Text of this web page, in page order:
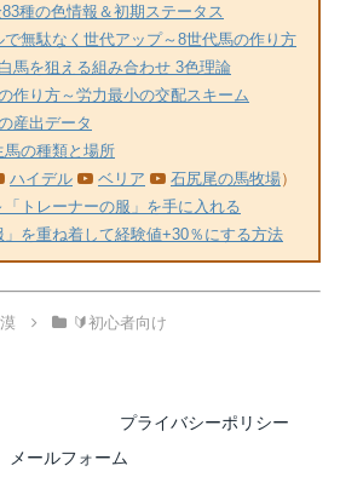
種の色情報＆初期ステータス
無駄なく世代アップ～8世代馬の作り方
馬を狙える組み合わせ 3色理論
作り方～労力最小の交配スキーム
産出データ
馬の種類と場所
ハイデル ベリア 石尻尾の馬牧場）
トレーナーの服」を手に入れる
」を重ね着して経験値+30％にする方法
🔰初心者向け
プライバシーポリシー
メールフォーム